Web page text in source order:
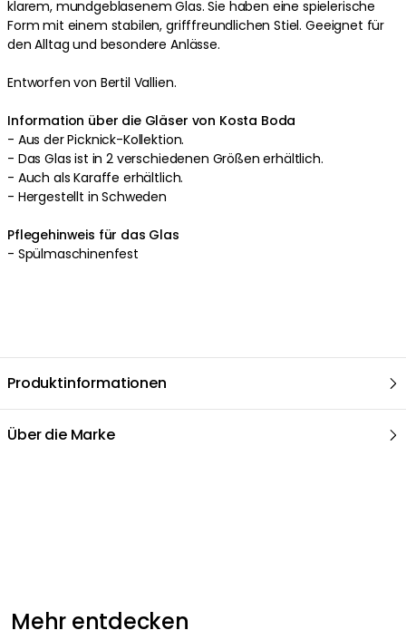
klarem, mundgeblasenem Glas. Sie haben eine spielerische
Form mit einem stabilen, grifffreundlichen Stiel. Geeignet für
den Alltag und besondere Anlässe.
Entworfen von Bertil Vallien.
Information über die Gläser von Kosta Boda
- Aus der Picknick-Kollektion.
- Das Glas ist in 2 verschiedenen Größen erhältlich.
- Auch als Karaffe erhältlich.
- Hergestellt in Schweden
Pflegehinweis für das Glas
- Spülmaschinenfest
Produktinformationen
Über die Marke
Mehr entdecken